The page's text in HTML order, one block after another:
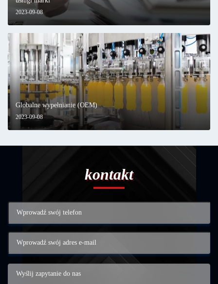
2023-09-08
2023-09-08
Globalne wypełnianie (OEM)
kontakt